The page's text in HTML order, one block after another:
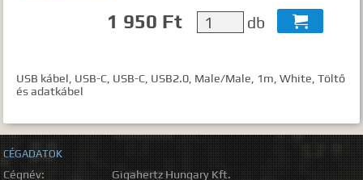
1 950 Ft db 
USB kábel, USB-C, USB-C, USB2.0, Male/Male, 1m, White, Töltő
és adatkábel
CÉGADATOK
Cégnév:
Gigahertz Hungary Kft.